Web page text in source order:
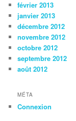
février 2013
janvier 2013
décembre 2012
novembre 2012
octobre 2012
septembre 2012
août 2012
MÉTA
Connexion